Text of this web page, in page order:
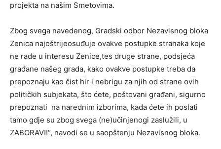
projekta na našim Smetovima.
Zbog svega navedenog, Gradski odbor Nezavisnog bloka
Zenica najoštrijeosuđuje ovakve postupke stranaka koje
ne rade u interesu Zenice,tes druge strane, podsjeća
građane našeg grada, kako ovakve postupke treba da
prepoznaju kao čist hir i nebrigu za njih od strane ovih
političkih subjekata, što ćete, poštovani građani, sigurno
prepoznati na narednim izborima, kada ćete ih poslati
tamo gdje su zbog svega (ne)učinjenogi zaslužili, u
ZABORAV!!“, navodi se u saopštenju Nezavisnog bloka.